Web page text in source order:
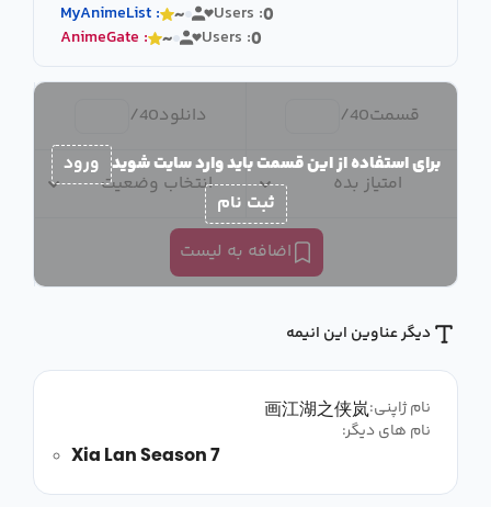
MyAnimeList : ~ Users :0
AnimeGate : ~ Users :0
قسمت40
/ دانلود40
/
امتیاز بده انتخاب وضعیت
اضافه به لیست
برای استفاده از این قسمت باید وارد سایت شوید ورود
ثبت نام
دیگر عناوین این انیمه
نام ژاپنی:画江湖之侠岚
نام های دیگر:
Xia Lan Season 7